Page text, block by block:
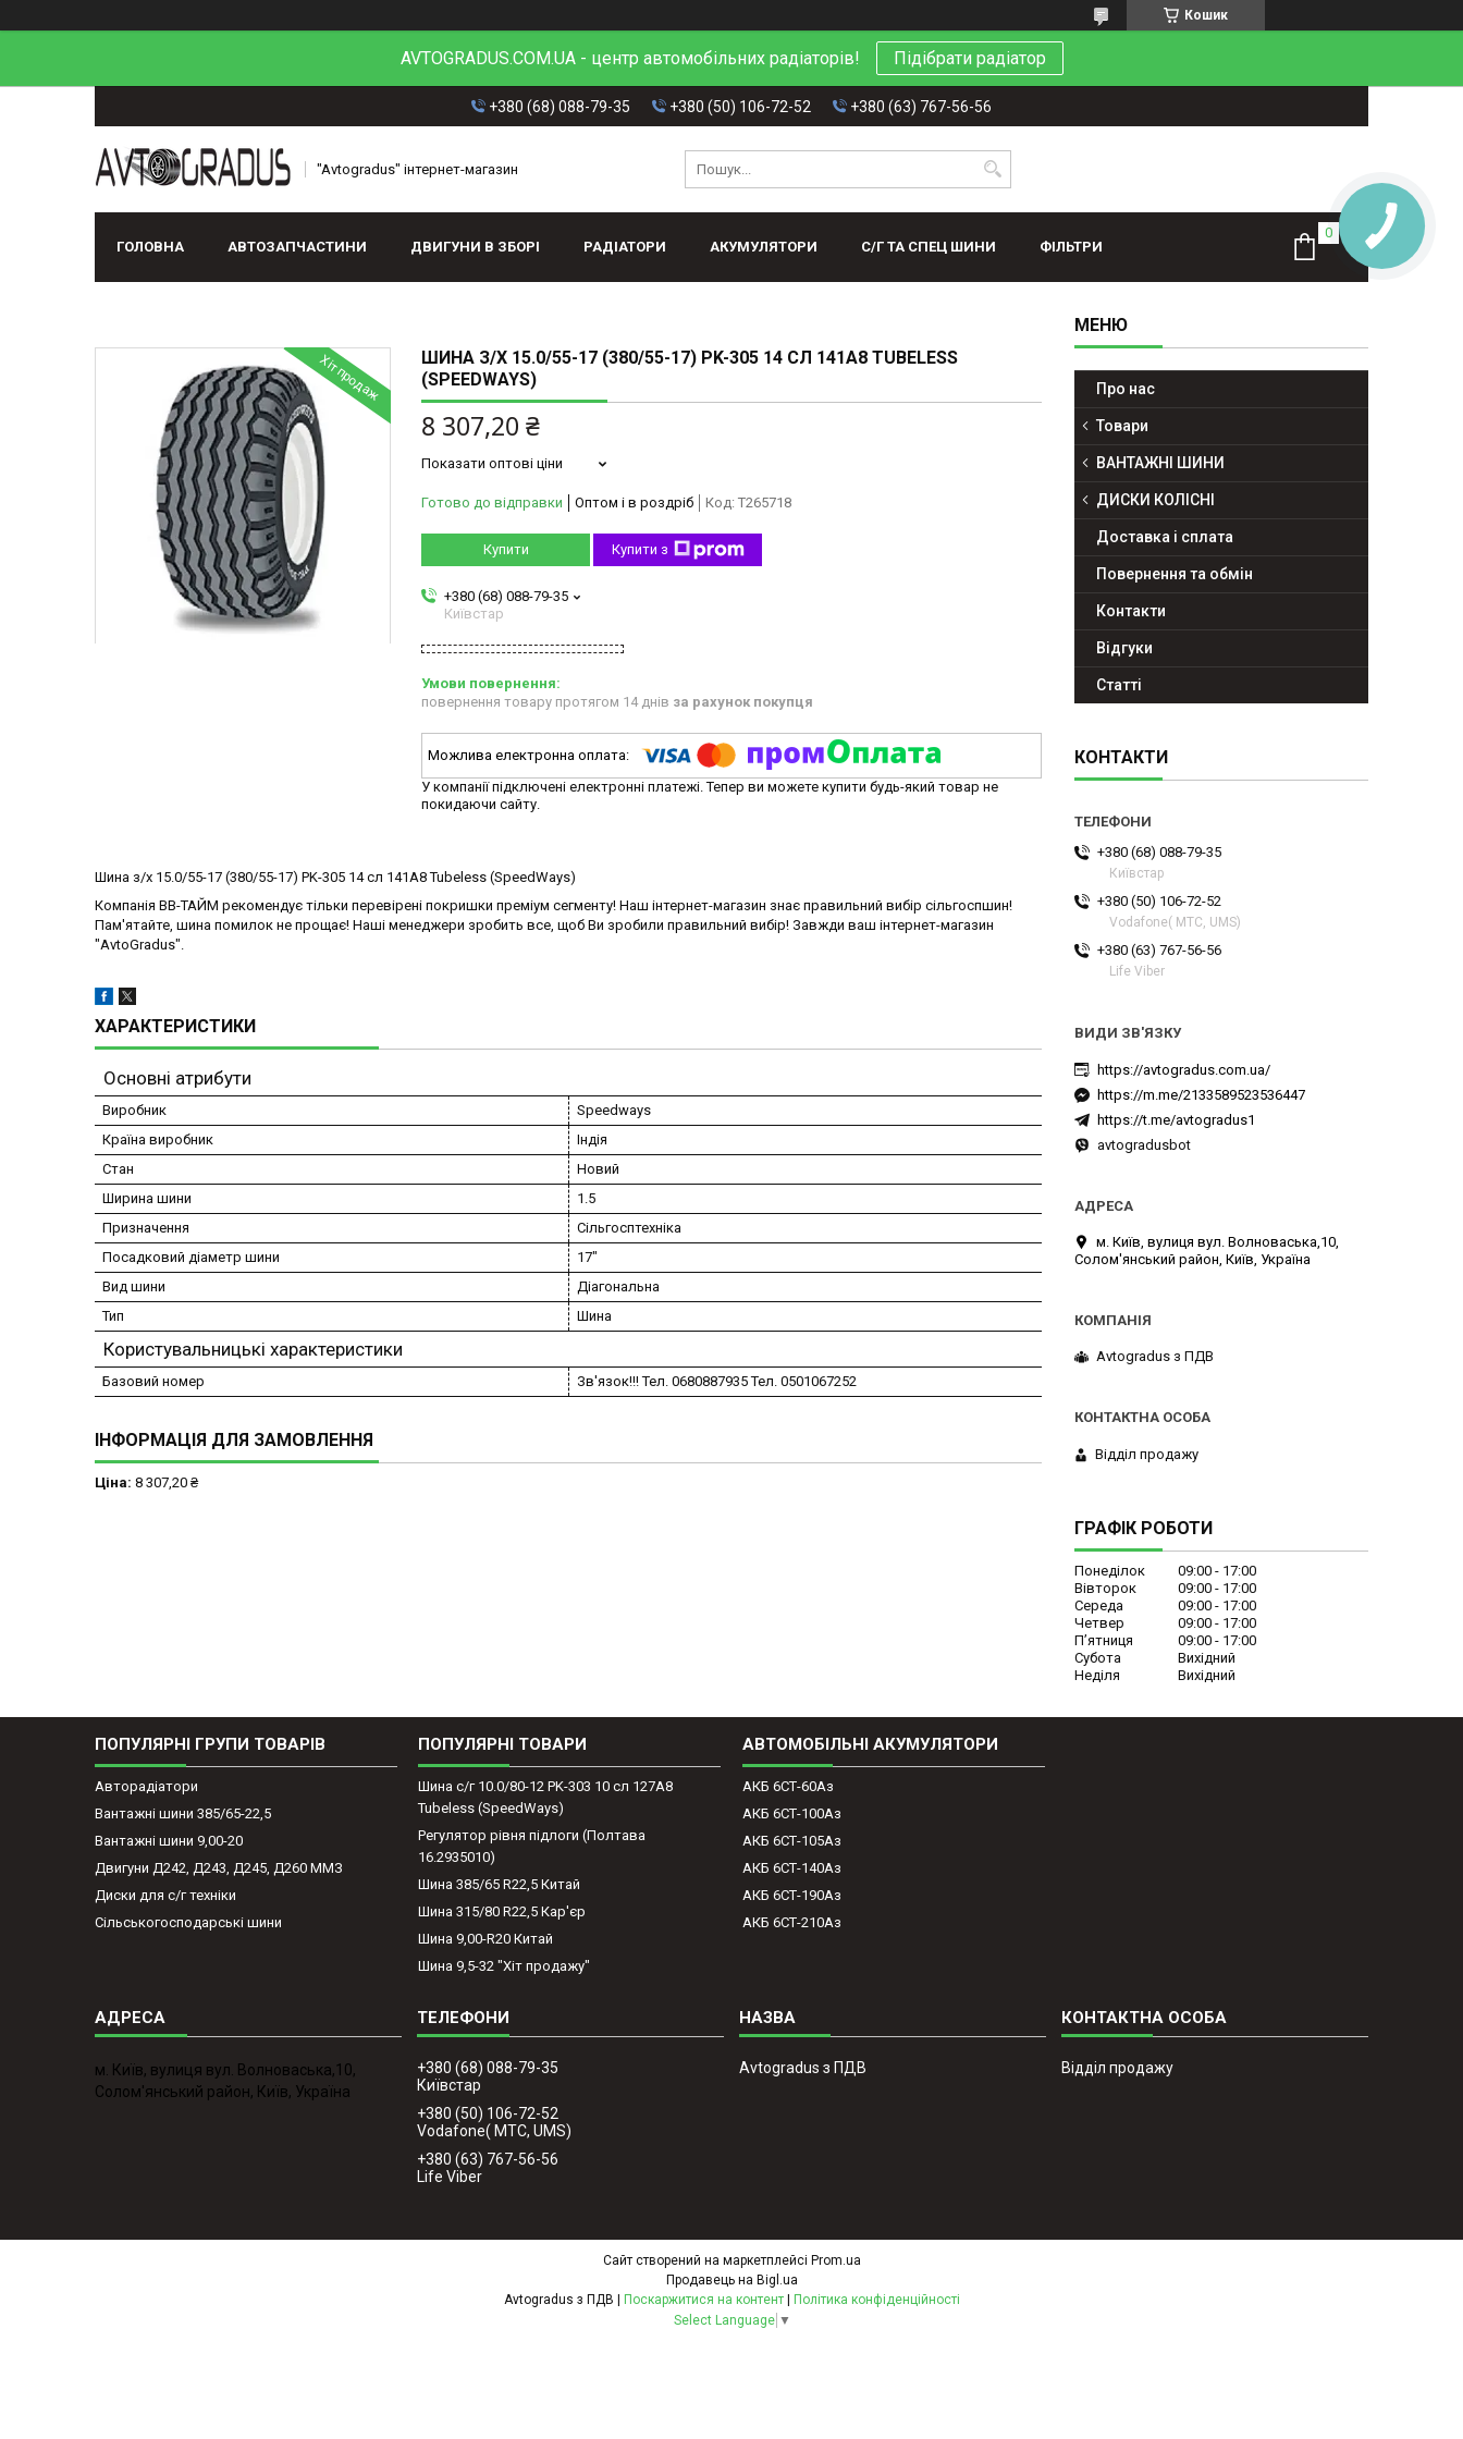
Кошик
AVTOGRADUS.COM.UA - центр автомобільних радіаторів! Підібрати радіатор
+380 (68) 088-79-35 +380 (50) 106-72-52 +380 (63) 767-56-56
"Avtogradus" інтернет-магазин
ГОЛОВНА АВТОЗАПЧАСТИНИ ДВИГУНИ В ЗБОРІ РАДІАТОРИ АКУМУЛЯТОРИ С/Г ТА СПЕЦ ШИНИ ФІЛЬТРИ
Хіт продаж
ШИНА З/Х 15.0/55-17 (380/55-17) PK-305 14 СЛ 141A8 TUBELESS
(SPEEDWAYS)
8 307,20 ₴
Показати оптові ціни
Готово до відправки Оптом і в роздріб Код: T265718
Купити Купити з
+380 (68) 088-79-35
Київстар
повернення товару протягом 14 днів за рахунок покупця
У компанії підключені електронні платежі. Тепер ви можете купити будь-який товар не
покидаючи сайту.
Шина з/х 15.0/55-17 (380/55-17) PK-305 14 сл 141A8 Tubeless (SpeedWays)
Компанія ВВ-ТАЙМ рекомендує тільки перевірені покришки преміум сегменту! Наш інтернет-магазин знає правильний вибір сільгоспшин!
Пам'ятайте, шина помилок не прощає! Наші менеджери зробить все, щоб Ви зробили правильний вибір! Завжди ваш інтернет-магазин
"AvtoGradus".
ХАРАКТЕРИСТИКИ
Основні атрибути
Виробник
Speedways
Країна виробник
Індія
Стан
Новий
Ширина шини
1.5
Призначення
Сільгосптехніка
Посадковий діаметр шини
17"
Вид шини
Діагональна
Тип
Шина
Користувальницькі характеристики
Базовий номер Зв'язок!!! Тел. 0680887935 Тел. 0501067252
ІНФОРМАЦІЯ ДЛЯ ЗАМОВЛЕННЯ
Ціна: 8 307,20 ₴
Про нас
Товари
ВАНТАЖНІ ШИНИ
ДИСКИ КОЛІСНІ
Доставка і сплата
Повернення та обмін
Контакти
Відгуки
Статті
КОНТАКТИ
+380 (68) 088-79-35
Київстар
+380 (50) 106-72-52
Vodafone( МТС, UMS)
+380 (63) 767-56-56
Life Viber
https://avtogradus.com.ua/
https://m.me/2133589523536447
https://t.me/avtogradus1
avtogradusbot
м. Київ, вулиця вул. Волноваська,10,
Солом'янський район, Київ, Україна
Avtogradus з ПДВ
Відділ продажу
ГРАФІК РОБОТИ
Понеділок 09:00
17:00
Вівторок
09:00
17:00
Середа
09:00
17:00
Четвер
09:00
17:00
Пʼятниця
09:00
17:00
Субота
Вихідний
Неділя
Вихідний
ПОПУЛЯРНІ ГРУПИ ТОВАРІВ
Авторадіатори
Вантажні шини 385/65-22,5
Вантажні шини 9,00-20
Двигуни Д242, Д243, Д245, Д260 ММЗ
Диски для с/г техніки
Сільськогосподарські шини
ПОПУЛЯРНІ ТОВАРИ
Шина с/г 10.0/80-12 PK-303 10 сл 127A8
Tubeless (SpeedWays)
Регулятор рівня підлоги (Полтава
16.2935010)
Шина 385/65 R22,5 Китай
Шина 315/80 R22,5 Кар'єр
Шина 9,00-R20 Китай
Шина 9,5-32 "Хіт продажу"
АВТОМОБІЛЬНІ АКУМУЛЯТОРИ
АКБ 6СТ-60Аз
АКБ 6СТ-100Аз
АКБ 6СТ-105Аз
АКБ 6СТ-140Аз
АКБ 6СТ-190Аз
АКБ 6СТ-210Аз
м. Київ, вулиця вул. Волноваська,10,
Солом'янський район, Київ, Україна
+380 (68) 088-79-35
Київстар
+380 (50) 106-72-52
Vodafone( МТС, UMS)
+380 (63) 767-56-56
Life Viber
Avtogradus з ПДВ Відділ продажу
Сайт створений на маркетплейсі Prom.ua
Продавець на Bigl.ua
Поскаржитися на контент
Політика конфіденційності
Select Language ▼
КНОПКА
ЗВ'ЯЗКУ